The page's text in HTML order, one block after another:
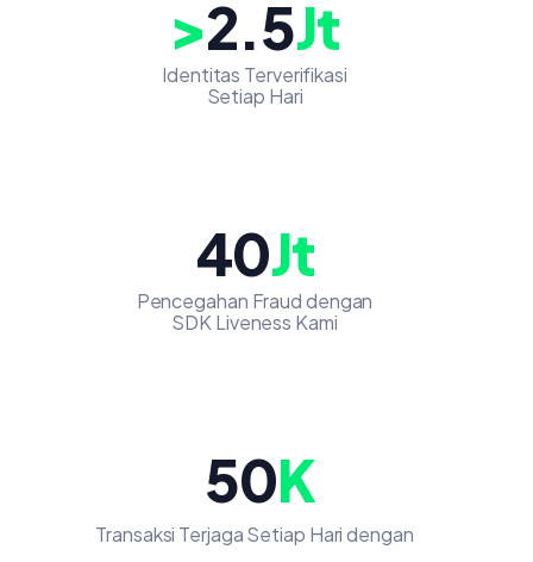
>2.5Jt
Identitas Terverifikasi
Setiap Hari
40Jt
Pencegahan Fraud dengan
SDK Liveness Kami
50K
Transaksi Terjaga Setiap Hari dengan